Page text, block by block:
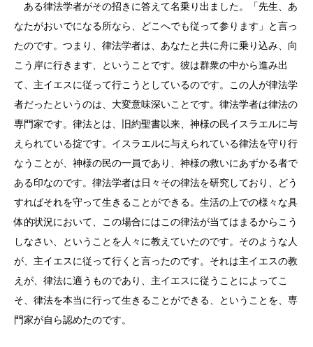
ある律法学者がその招きに答えて名乗り出ました。「先生、あ
なたがおいでになる所なら、どこへでも従って参ります」と言っ
たのです。つまり、律法学者は、あなたと共に舟に乗り込み、向
こう岸に行きます、ということです。彼は群衆の中から進み出
て、主イエスに従って行こうとしているのです。この人が律法学
者だったというのは、大変意味深いことです。律法学者は律法の
専門家です。律法とは、旧約聖書以来、神様の民イスラエルに与
えられている掟です。イスラエルに与えられている律法を守り行
なうことが、神様の民の一員であり、神様の救いにあずかる者で
ある印なのです。律法学者は日々その律法を研究しており、どう
すればそれを守って生きることができる。生活の上での様々な具
体的状況において、この場合にはこの律法が当てはまるからこう
しなさい、ということを人々に教えていたのです。そのような人
が、主イエスに従って行くと言ったのです。それは主イエスの教
えが、律法に適うものであり、主イエスに従うことによってこ
そ、律法を本当に行って生きることができる、ということを、専
門家が自ら認めたのです。